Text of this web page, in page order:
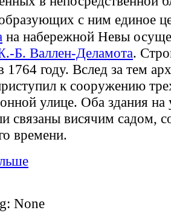
с ним единое
на набережной Невы
Б. Валлен-Деламота.
1764 году. Вслед за тем
к сооружению
улице. Оба здания на
связаны висячим садом,
времени.
None